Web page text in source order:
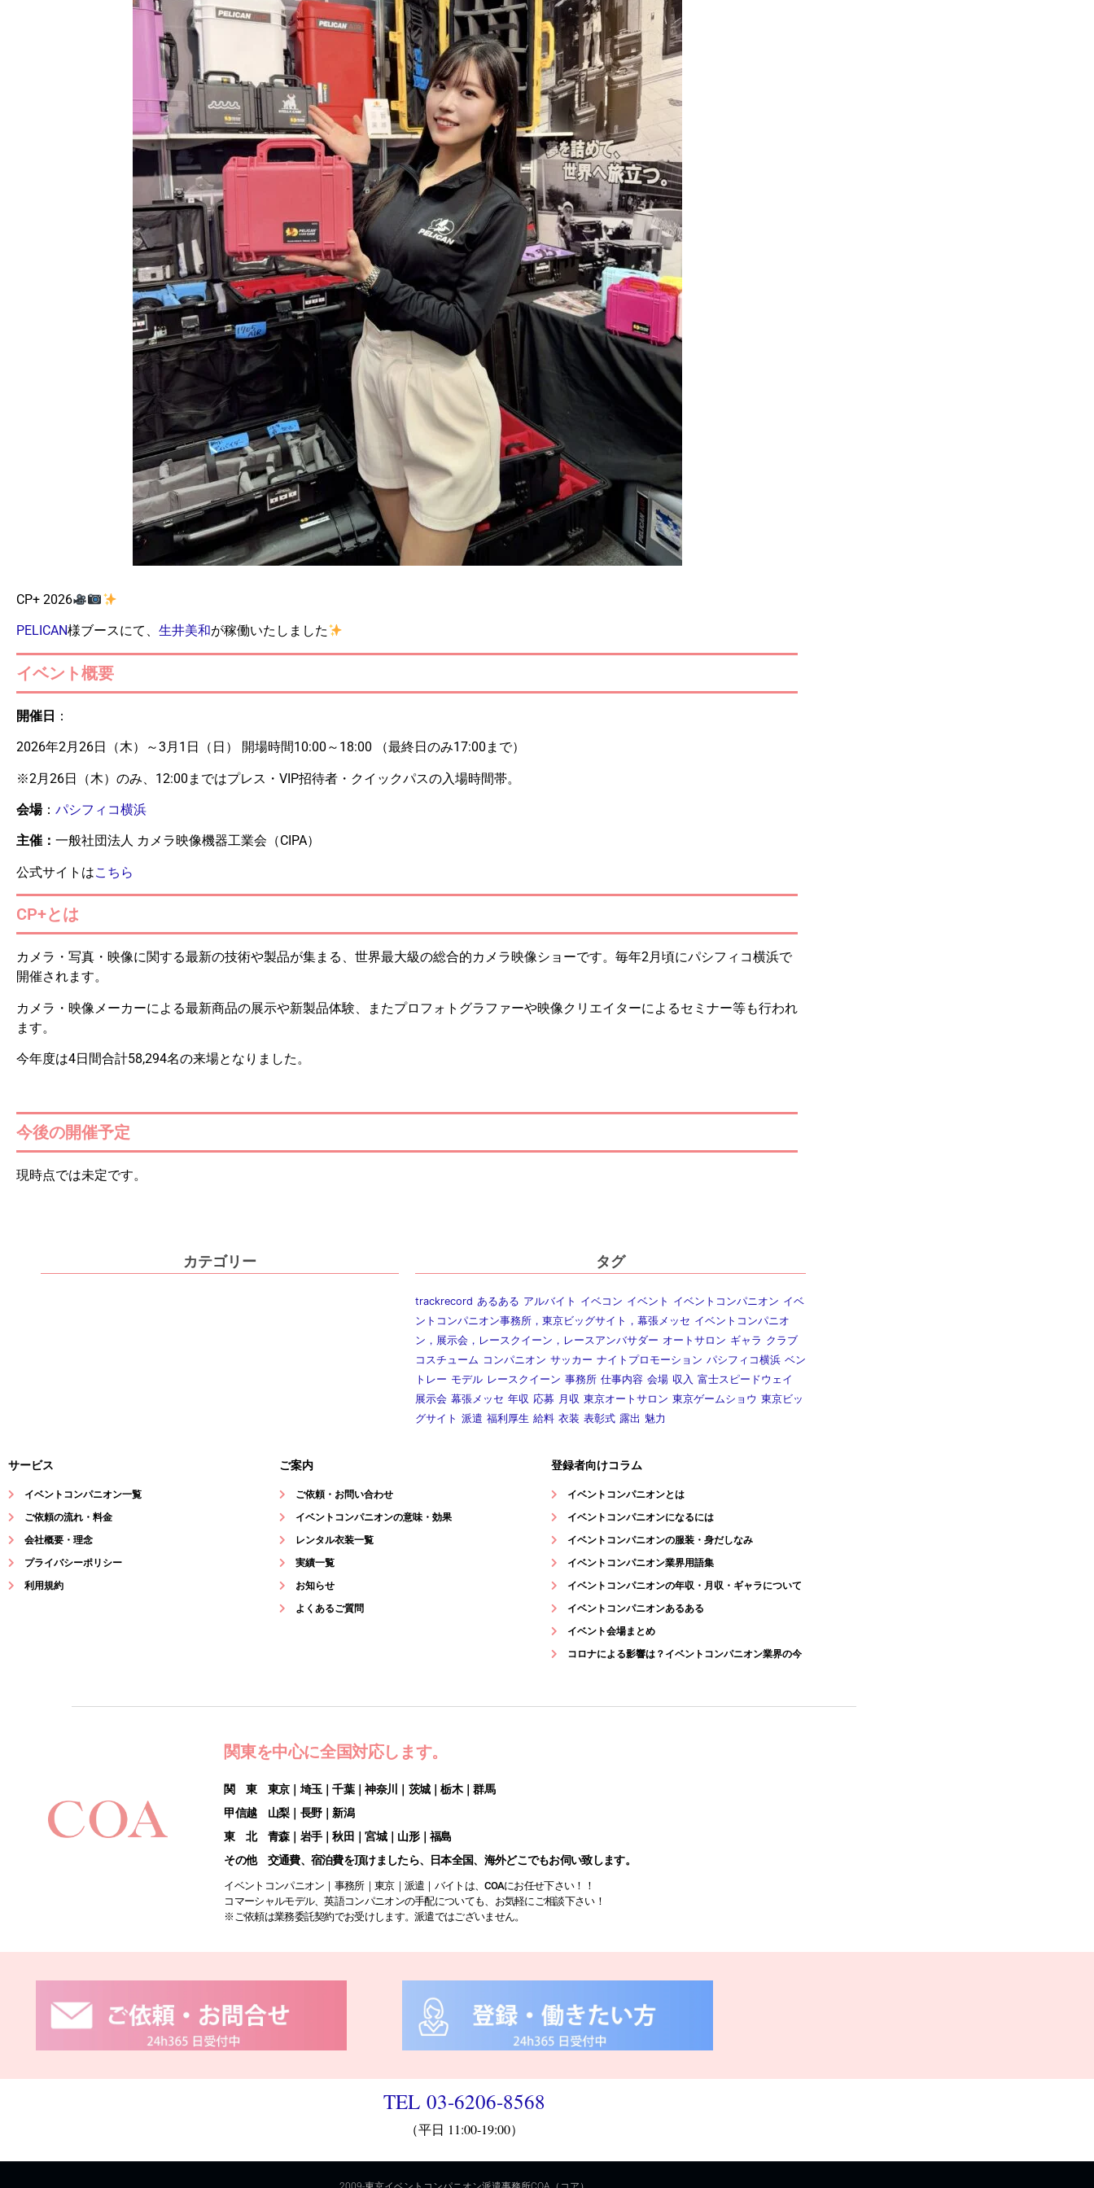
CP+ 2026
PELICAN様ブースにて、 生井美和が稼働いたしました
イベント概要
開催日 ：
2026年2月26日（木）～3月1日（日） 開場時間10:00～18:00 （最終日のみ17:00まで）
※2月26日（木）のみ、12:00まではプレス・VIP招待者・クイックパスの入場時間帯。
会場： パシフィコ横浜
主催： 一般社団法人 カメラ映像機器工業会（CIPA）
公式サイトはこちら
CP+とは
カメラ・写真・映像に関する最新の技術や製品が集まる、世界最大級の総合的カメラ映像ショーです。毎年2月頃にパシフィコ横浜で
開催されます。
カメラ・映像メーカーによる最新商品の展示や新製品体験、またプロフォトグラファーや映像クリエイターによるセミナー等も行われ
ます。
今年度は4日間合計58,294名の来場となりました。
今後の開催予定
現時点では未定です。
カテゴリー タグ
trackrecord あるある アルバイト イベコン イベント イベントコンパニオン イベ
ントコンパニオン事務所，東京ビッグサイト，幕張メッセ イベントコンパニオ
ン，展示会，レースクイーン，レースアンバサダー オートサロン ギャラ クラブ
コスチューム コンパニオン サッカー ナイトプロモーション パシフィコ横浜 ベン
トレー モデル レースクイーン 事務所 仕事内容 会場 収入 富士スピードウェイ
展示会 幕張メッセ 年収 応募 月収 東京オートサロン 東京ゲームショウ 東京ビッ
グサイト 派遣 福利厚生 給料 衣装 表彰式 露出 魅力
サービス
イベントコンパニオン一覧
ご依頼の流れ・料金
会社概要・理念
プライバシーポリシー
利用規約
ご案内
ご依頼・お問い合わせ
イベントコンパニオンの意味・効果
レンタル衣装一覧
実績一覧
お知らせ
よくあるご質問
登録者向けコラム
イベントコンパニオンとは
イベントコンパニオンになるには
イベントコンパニオンの服装・身だしなみ
イベントコンパニオン業界用語集
イベントコンパニオンの年収・月収・ギャラについて
イベントコンパニオンあるある
イベント会場まとめ
コロナによる影響は？イベントコンパニオン業界の今
関東を中心に全国対応します。
関 東 東京｜埼玉｜千葉｜神奈川｜茨城｜栃木｜群馬
甲信越 山梨｜長野｜新潟
東 北 青森｜岩手｜秋田｜宮城｜山形｜福島
その他 交通費、宿泊費を頂けましたら、日本全国、海外どこでもお伺い致します。
イベントコンパニオン｜事務所｜東京｜派遣｜バイトは、COAにお任せ下さい！！
コマーシャルモデル、英語コンパニオンの手配についても、お気軽にご相談下さい！
※ご依頼は業務委託契約でお受けします。派遣ではございません。
TEL 03-6206-8568
（平日 11:00-19:00）